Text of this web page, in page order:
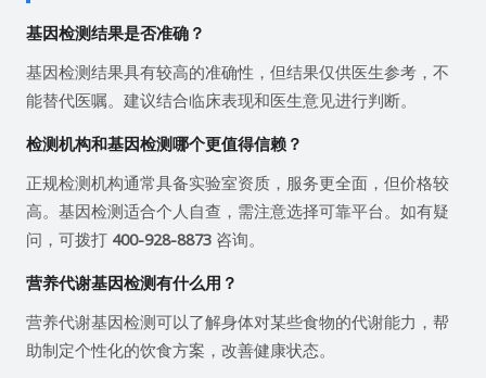
基因检测结果是否准确？
基因检测结果具有较高的准确性，但结果仅供医生参考，不
能替代医嘱。建议结合临床表现和医生意见进行判断。
检测机构和基因检测哪个更值得信赖？
正规检测机构通常具备实验室资质，服务更全面，但价格较
高。基因检测适合个人自查，需注意选择可靠平台。如有疑
问，可拨打 400-928-8873咨询。
营养代谢基因检测有什么用？
营养代谢基因检测可以了解身体对某些食物的代谢能力，帮
助制定个性化的饮食方案，改善健康状态。